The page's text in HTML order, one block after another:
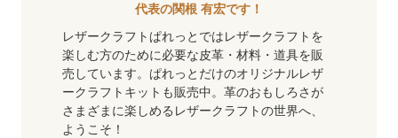
代表の関根 有宏です！
レザークラフトぱれっとではレザークラフトを
楽しむ方のために必要な皮革・材料・道具を販
売しています。ぱれっとだけのオリジナルレザ
ークラフトキットも販売中。革のおもしろさが
さまざまに楽しめるレザークラフトの世界へ、
ようこそ！